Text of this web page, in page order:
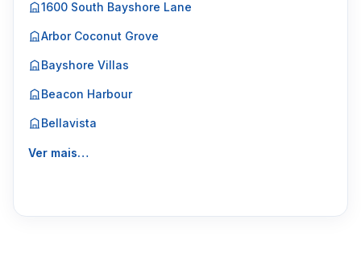
1600 South Bayshore Lane
Arbor Coconut Grove
Bayshore Villas
Beacon Harbour
Bellavista
Ver mais…